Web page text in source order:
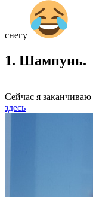
снегу
1. Шампунь.
Сейчас я заканчиваю
здесь